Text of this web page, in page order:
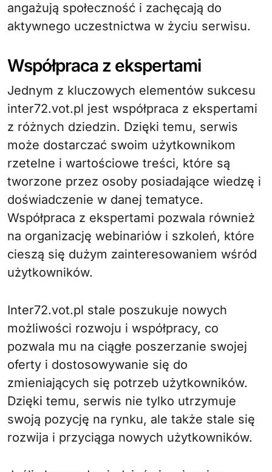
angażują społeczność i zachęcają do
aktywnego uczestnictwa w życiu serwisu.
Współpraca z ekspertami
Jednym z kluczowych elementów sukcesu
inter72.vot.pl jest współpraca z ekspertami
z różnych dziedzin. Dzięki temu, serwis
może dostarczać swoim użytkownikom
rzetelne i wartościowe treści, które są
tworzone przez osoby posiadające wiedzę i
doświadczenie w danej tematyce.
Współpraca z ekspertami pozwala również
na organizację webinariów i szkoleń, które
cieszą się dużym zainteresowaniem wśród
użytkowników.
Inter72.vot.pl stale poszukuje nowych
możliwości rozwoju i współpracy, co
pozwala mu na ciągłe poszerzanie swojej
oferty i dostosowywanie się do
zmieniających się potrzeb użytkowników.
Dzięki temu, serwis nie tylko utrzymuje
swoją pozycję na rynku, ale także stale się
rozwija i przyciąga nowych użytkowników.